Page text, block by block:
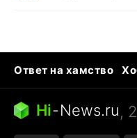
Ответ на хамство
Бензин 100 vs 95
Следующая пандемия
Hi-News.ru,